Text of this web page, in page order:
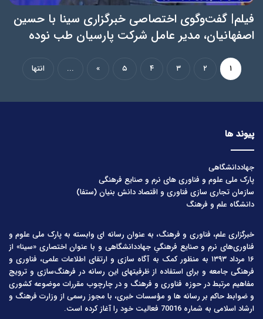
فیلم| گفت‌وگوی اختصاصی خبرگزاری سینا با حسین
اصفهانیان، مدیر عامل شرکت پارسیان طب نوده
۱ ۲ ۳ ۴ ۵ »
... انتها
پیوند ها
جهاددانشگاهی
پارک ملی علوم و فناوری های نرم و صنایع فرهنگی
سازمان تجاری سازی فناوری و اقتصاد دانش بنیان (ستفا)
دانشگاه علم و فرهنگ
خبرگزاری علم، فناوری و فرهنگ، به عنوان رسانه ای وابسته به پارک ملی علوم و
فناوری‌های نرم و صنایع فرهنگیِ جهاددانشگاهی و با عنوان اختصاری «سینا» از
۱۶ مرداد ۱۳۹۳ به منظور کمک به آگاه سازی و ارتقای اطلاعات علمی، فناوری و
فرهنگی جامعه و برای استفاده از ظرفیتهای این رسانه در فرهنگ‌سازی و ترویج
مفاهیم مرتبط در حوزه فناوری و فرهنگ و در چارچوب مقررات موضوعه کشوری
و ضوابط حاکم بر رسانه ها و مؤسسات خبری، با مجوز رسمی از وزارت فرهنگ و
ارشاد اسلامی به شماره 70016 فعالیت خود را آغاز کرده است.